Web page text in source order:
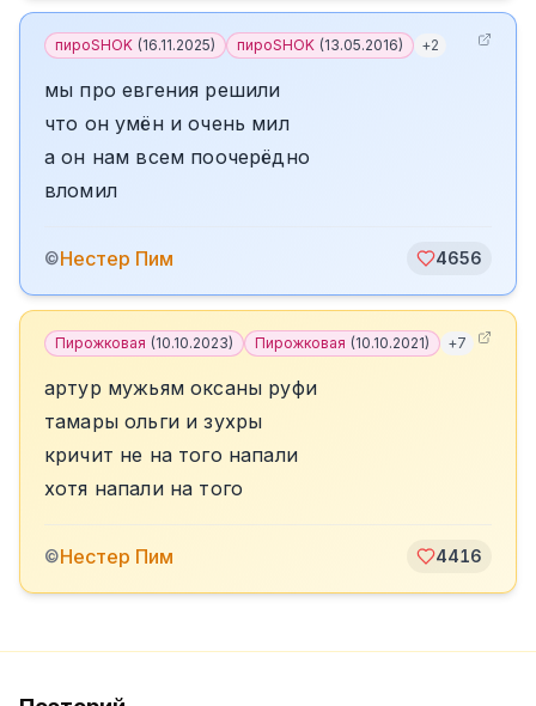
пироSHOK (16.11.2025) пироSHOK (13.05.2016) +2
мы про евгения решили
что он умён и очень мил
а он нам всем поочерёдно
вломил
©️Нестер Пим 4656
Пирожковая (10.10.2023) Пирожковая (10.10.2021) +7
артур мужьям оксаны руфи
тамары ольги и зухры
кричит не на того напали
хотя напали на того
©️Нестер Пим 4416